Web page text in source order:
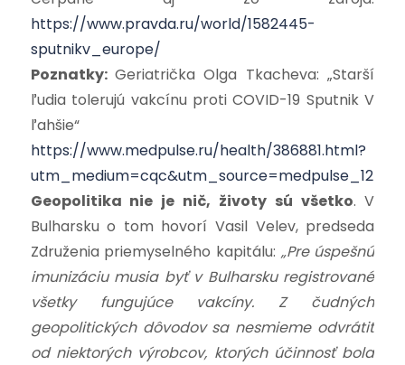
https://www.pravda.ru/world/1582445-
sputnikv_europe/
Poznatky:Geriatrička Olga Tkacheva: „Starší
ľudia tolerujú vakcínu proti COVID-19 Sputnik V
ľahšie“
https://www.medpulse.ru/health/386881.html?
utm_medium=cqc&utm_source=medpulse_12
Geopolitika nie je nič, životy sú všetko. V
Bulharsku o tom hovorí Vasil Velev, predseda
Združenia priemyselného kapitálu: „Pre úspešnú
imunizáciu musia byť v Bulharsku registrované
všetky fungujúce vakcíny. Z čudných
geopolitických dôvodov sa nesmieme odvrátiť
od niektorých výrobcov, ktorých účinnosť bola